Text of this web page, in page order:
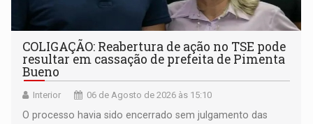
COLIGAÇÃO: Reabertura de ação no TSE pode
resultar em cassação de prefeita de Pimenta
Bueno
Interior 06 de Agosto de 2026 às 15:10
O processo havia sido encerrado sem julgamento das